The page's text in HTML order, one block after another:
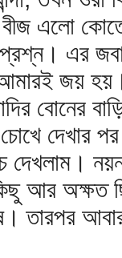
বীজ এলো
এর
জয়
বোনের
দেখার
দেখলাম।
আর অক্ষত
তারপর